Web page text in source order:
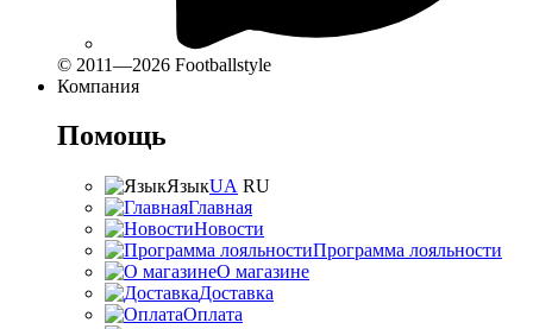
© 2011—2026 Footballstyle
Компания
Помощь
ЯзыкUA RU
Главная
Новости
Программа лояльности
О магазине
Доставка
Оплата